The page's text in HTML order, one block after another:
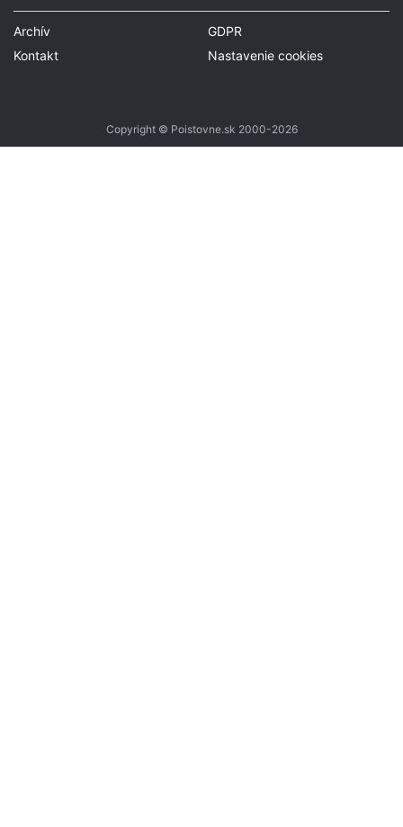
Archív
Kontakt
GDPR
Nastavenie cookies
Copyright © Poistovne.sk 2000-2026
Tvorba stránok: Aglo SolutionsRedakčný systém: SysCom